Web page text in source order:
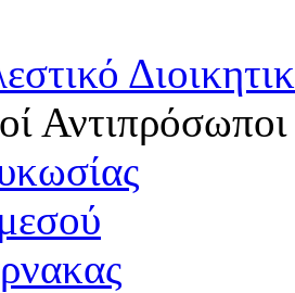
Αντιπρόσωποι